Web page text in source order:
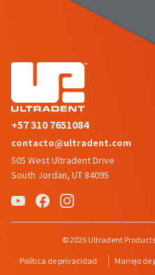
+57 310 7651084
contacto@ultradent.com
505 West Ultradent Drive
South Jordan, UT 84095
© 2026 Ultradent
Política de privacidad
Manejo de